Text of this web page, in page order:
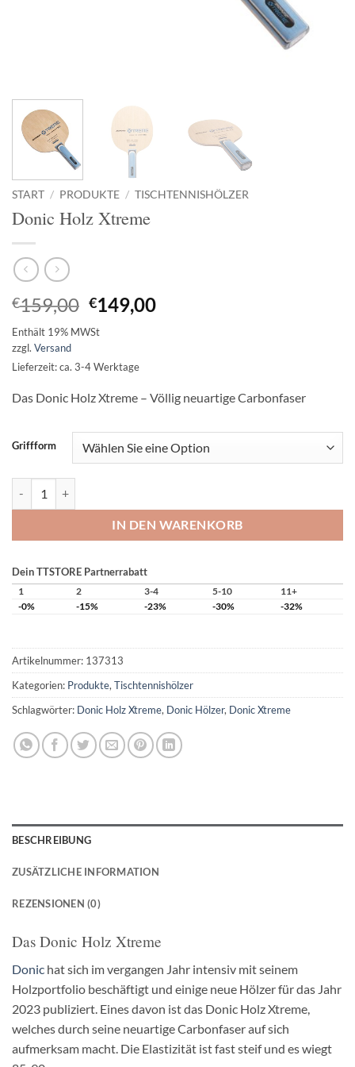
START / PRODUKTE / TISCHTENNISHÖLZER
Donic Holz Xtreme
€159,00 Ursprünglicher
Preis
war:
€159,00
€149,00Aktueller
Enthält 19% MWSt
zzgl. Versand
Lieferzeit: ca. 3-4 Werktage
Das Donic Holz Xtreme – Völlig neuartige Carbonfaser
Griffform
IN DEN WARENKORB
Dein TTSTORE Partnerrabatt
1 2 3-4 5-10
11+
-0%
-15% -23% -30% -32%
Artikelnummer: 137313
Kategorien: Produkte,Tischtennishölzer
Schlagwörter: Donic Holz Xtreme, Donic Hölzer, Donic Xtreme
BESCHREIBUNG
ZUSÄTZLICHE INFORMATION
REZENSIONEN (0)
Das Donic Holz Xtreme
Donic hat sich im vergangen Jahr intensiv mit seinem
Holzportfolio beschäftigt und einige neue Hölzer für das Jahr
2023 publiziert. Eines davon ist das Donic Holz Xtreme,
welches durch seine neuartige Carbonfaser auf sich
aufmerksam macht. Die Elastizität ist fast steif und es wiegt